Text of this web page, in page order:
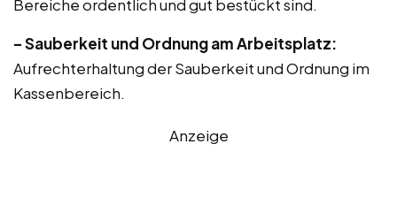
Bereiche ordentlich und gut bestückt sind.
– Sauberkeit und Ordnung am Arbeitsplatz:
Aufrechterhaltung der Sauberkeit und Ordnung im
Kassenbereich.
Anzeige